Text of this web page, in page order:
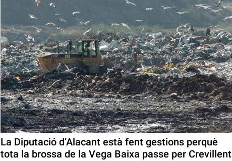
La Diputació d’Alacant està fent gestions perquè
tota la brossa de la Vega Baixa passe per Crevillent